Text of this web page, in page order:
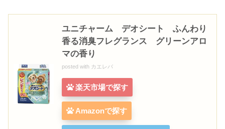
ユニチャーム デオシート ふんわり
香る消臭フレグランス グリーンアロ
マの香り
posted with カエレバ
楽天市場で探す
Amazonで探す